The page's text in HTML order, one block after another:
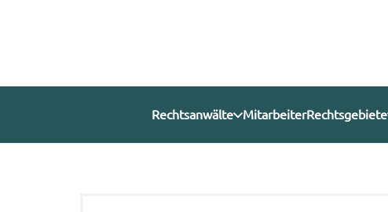
Rechtsanwälte MitarbeiterRechtsgebiete